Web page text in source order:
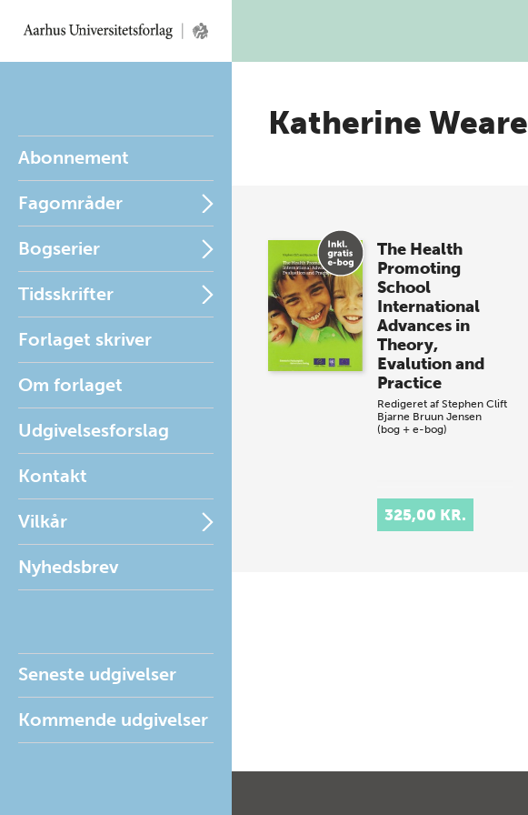
Abonnement
Fagområder
Bogserier
Tidsskrifter
Forlaget skriver
Om forlaget
Udgivelsesforslag
Kontakt
Vilkår
Nyhedsbrev
Seneste udgivelser
Kommende udgivelser
Katherine Weare
The Health
Promoting
School
International
Advances in
Theory,
Evalution and
Practice
Redigeret af Stephen Clift
Bjarne Bruun Jensen
(bog + e-bog)
325,00 KR.